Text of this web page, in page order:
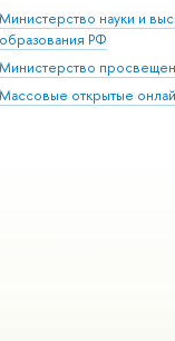
Министерство науки и
образования РФ
Министерство
Массовые открытые